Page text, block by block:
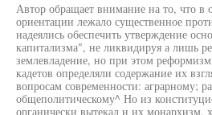
Автор обращает внимание на то, что в
ориентации лежало существенное
надеялись обеспечить утверждение
капитализма", не ликвидируя а лишь
землевладение, но при этом
кадетов определяли содержание их
вопросам современности: аграрному;
общеполитическому^ Но из
органически вытекал и их монархизм,